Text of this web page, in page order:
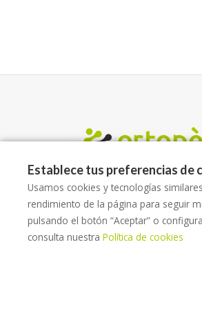
Establece tus preferencias de
Usamos cookies y tecnologías
rendimiento de la página para seguir
pulsando el botón “Aceptar” o
consulta nuestra Política de cookies